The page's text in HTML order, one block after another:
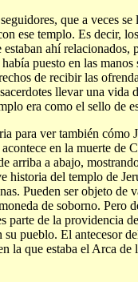
que a veces
ese templo. Es decir,
ahí relacionados,
puesto en las
de recibir las
llevar una
era como el sello de
para ver también cómo
en la muerte de
arriba a abajo,
historia del templo de
Pueden ser objeto de
de soborno. Pero
parte de la providencia
pueblo. El antecesor
la que estaba el Arca